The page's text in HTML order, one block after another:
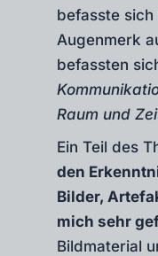
befasste
Augenmerk
befassten
Raum und
Ein Teil des
den
Bilder,
mich sehr
Bildmaterial